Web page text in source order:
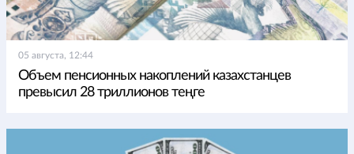
05 августа, 12:44
Объем пенсионных накоплений казахстанцев
превысил 28 триллионов теңге